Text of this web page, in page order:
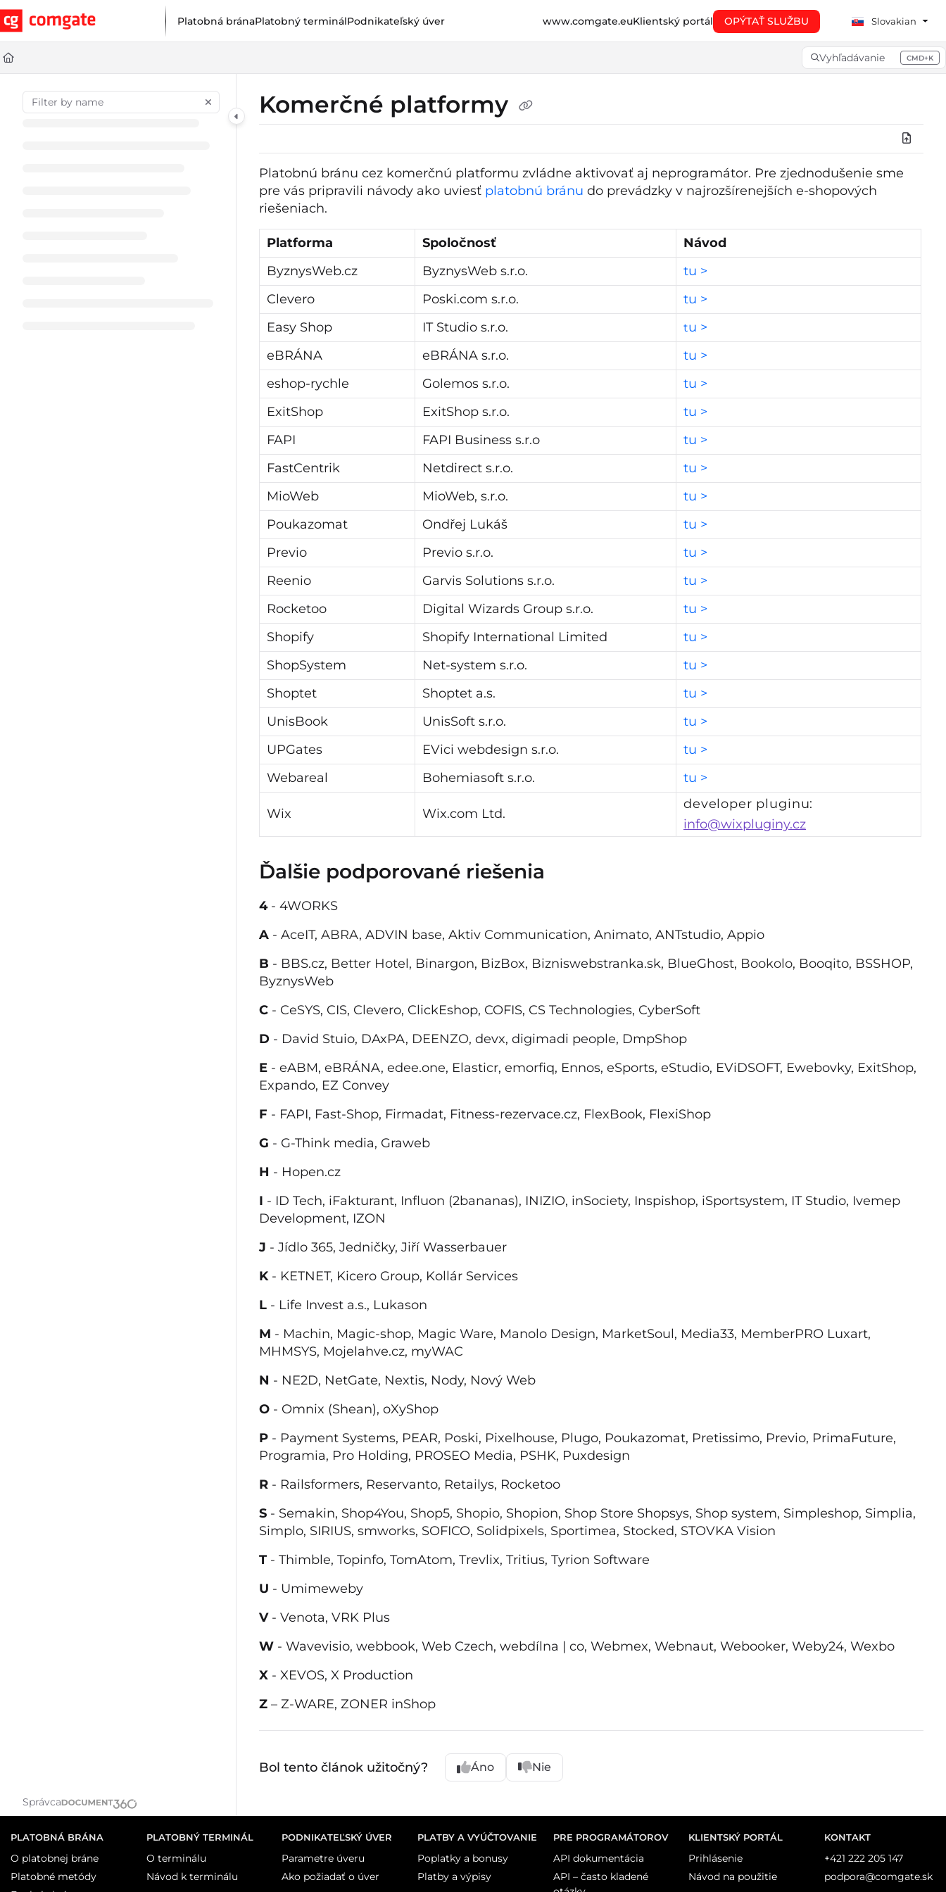
Documentation Index
Fetch the complete documentation index at:
Use this file to discover all available pages before exploring further.
Platobná bránaPlatobný terminálPodnikateľský úver www.comgate.euKlientský portál OPÝTAŤ SLUŽBU Slovakian
Vyhľadávanie CMD+K
Press CMD+K to open
Správca
Komerčné platformy
Platobnú bránu cez komerčnú platformu zvládne aktivovať aj neprogramátor. Pre zjednodušenie sme
pre vás pripravili návody ako uviesť platobnú bránu do prevádzky v najrozšírenejších e-shopových
riešeniach.
Platforma Spoločnosť
Návod
ByznysWeb.cz
ByznysWeb s.r.o.
tu >
Clevero
Poski.com s.r.o.
tu >
Easy Shop
IT Studio s.r.o. tu >
eBRÁNA
eBRÁNA s.r.o.
tu >
eshop-rychle
Golemos s.r.o.
tu >
ExitShop
ExitShop s.r.o.
tu >
FAPI
FAPI Business s.r.o
tu >
FastCentrik
Netdirect s.r.o.
tu >
MioWeb
MioWeb, s.r.o.
tu >
Poukazomat
Ondřej Lukáš
tu >
Previo
Previo s.r.o.
tu >
Reenio
Garvis Solutions s.r.o.
tu >
Rocketoo
Digital Wizards Group s.r.o.
tu >
Shopify
Shopify International Limited
tu >
ShopSystem
Net-system s.r.o.
tu >
Shoptet
Shoptet a.s.
tu >
UnisBook
UnisSoft s.r.o.
tu >
UPGates
EVici webdesign s.r.o.
tu >
Webareal
Bohemiasoft s.r.o. tu >
Wix Wix.com Ltd.
developer pluginu:
info@wixpluginy.cz
Ďalšie podporované riešenia
4- 4WORKS
A - AceIT, ABRA, ADVIN base, Aktiv Communication, Animato, ANTstudio, Appio
B - BBS.cz, Better Hotel, Binargon, BizBox, Bizniswebstranka.sk, BlueGhost, Bookolo, Booqito, BSSHOP,
ByznysWeb
C - CeSYS, CIS, Clevero, ClickEshop, COFIS, CS Technologies, CyberSoft
D - David Stuio, DAxPA, DEENZO, devx, digimadi people, DmpShop
E - eABM, eBRÁNA, edee.one, Elasticr, emorfiq, Ennos, eSports, eStudio, EViDSOFT, Ewebovky, ExitShop,
Expando, EZ Convey
F - FAPI, Fast-Shop, Firmadat, Fitness-rezervace.cz, FlexBook, FlexiShop
G - G-Think media, Graweb
H - Hopen.cz
I - ID Tech, iFakturant, Influon (2bananas), INIZIO, inSociety, Inspishop, iSportsystem, IT Studio, Ivemep
Development, IZON
J - Jídlo 365, Jedničky, Jiří Wasserbauer
K - KETNET, Kicero Group, Kollár Services
L - Life Invest a.s., Lukason
M - Machin, Magic-shop, Magic Ware, Manolo Design, MarketSoul, Media33, MemberPRO Luxart,
MHMSYS, Mojelahve.cz, myWAC
N - NE2D, NetGate, Nextis, Nody, Nový Web
O - Omnix (Shean), oXyShop
P - Payment Systems, PEAR, Poski, Pixelhouse, Plugo, Poukazomat, Pretissimo, Previo, PrimaFuture,
Programia, Pro Holding, PROSEO Media, PSHK, Puxdesign
R - Railsformers, Reservanto, Retailys, Rocketoo
S - Semakin, Shop4You, Shop5, Shopio, Shopion, Shop Store Shopsys, Shop system, Simpleshop, Simplia,
Simplo, SIRIUS, smworks, SOFICO, Solidpixels, Sportimea, Stocked, STOVKA Vision
T - Thimble, Topinfo, TomAtom, Trevlix, Tritius, Tyrion Software
U - Umimeweby
V - Venota, VRK Plus
W - Wavevisio, webbook, Web Czech, webdílna | co, Webmex, Webnaut, Webooker, Weby24, Wexbo
X - XEVOS, X Production
Z – Z-WARE, ZONER inShop
Bol tento článok užitočný? Áno Nie
PLATOBNÁ BRÁNA
O platobnej bráne
Platobné metódy
PLATOBNÝ TERMINÁL
O terminálu
Návod k terminálu
PODNIKATEĽSKÝ ÚVER
Parametre úveru
Ako požiadať o úver
PLATBY A VYÚČTOVANIE
Poplatky a bonusy
Platby a výpisy
PRE PROGRAMÁTOROV
API dokumentácia
API – často kladené
KLIENTSKÝ PORTÁL
Prihlásenie
Návod na použitie
KONTAKT
+421 222 205 147
podpora@comgate.sk